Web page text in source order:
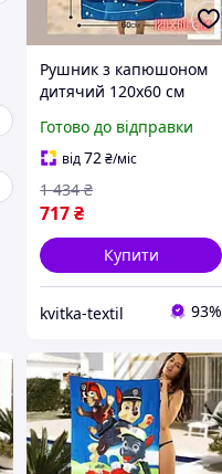
Рушник з капюшоном
дитячий 120х60 см
мікрофібри з принтом
Рушник-пончо для
дітей
Готово до відправки
від72₴/міс
717₴
1 434 ₴
Купити
kvitka-textil 93%